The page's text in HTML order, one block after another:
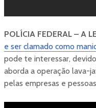
POLÍCIA FEDERAL – A
e ser clamado como
pode te interessar,
aborda a operação lava-
pelas empresas e